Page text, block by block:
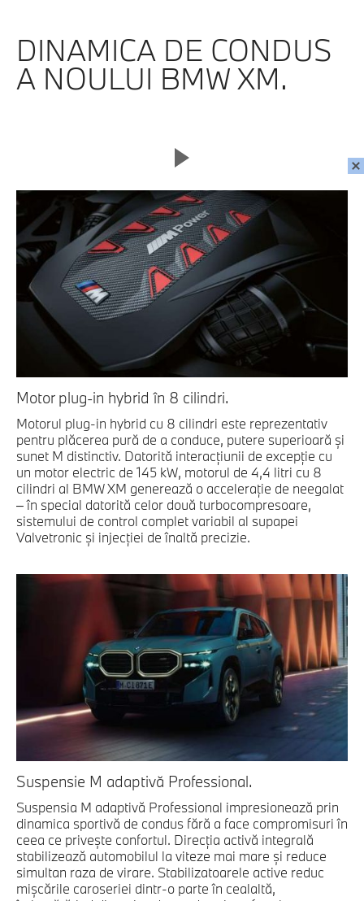
DINAMICA DE CONDUS
A NOULUI BMW XM.
Motor plug-in hybrid în 8 cilindri.
Motorul plug-in hybrid cu 8 cilindri este reprezentativ
pentru plăcerea pură de a conduce, putere superioară şi
sunet M distinctiv. Datorită interacţiunii de excepţie cu
un motor electric de 145 kW, motorul de 4,4 litri cu 8
cilindri al BMW XM generează o acceleraţie de neegalat
– în special datorită celor două turbocompresoare,
sistemului de control complet variabil al supapei
Valvetronic şi injecţiei de înaltă precizie.
Suspensie M adaptivă Professional.
Suspensia M adaptivă Professional impresionează prin
dinamica sportivă de condus fără a face compromisuri în
ceea ce priveşte confortul. Direcţia activă integrală
stabilizează automobilul la viteze mai mare şi reduce
simultan raza de virare. Stabilizatoarele active reduc
mişcările caroseriei dintr-o parte în cealaltă,